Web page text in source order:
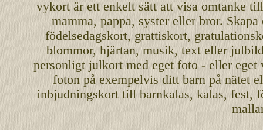
vykortär ett enkelt sätt att visa omtanke
mamma,pappa, systerellerbror.
födelsedagskort,grattiskort,
blommor, hjärtan, musik, text eller
personligtjulkort med eget foto - eller eget
foton på exempelvis ditt barn på nätet
inbjudningskort till barnkalas, kalas, fest,